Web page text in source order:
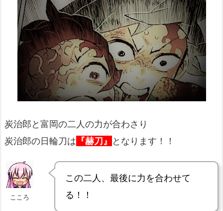
炭治郎と富岡の二人の力が合わさり
炭治郎の日輪刀は 『赫刀』 となります！！
こころ
この二人、最後に力を合わせて
る！！